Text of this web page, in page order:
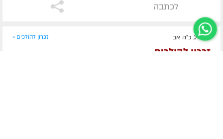
לכתבה
אתמול, כ"ה אב זכרון להולכים »
זכרון להולכים